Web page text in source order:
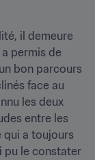
il demeure
permis de
bon parcours
face au
les deux
entre les
qui a toujours
pu le constater